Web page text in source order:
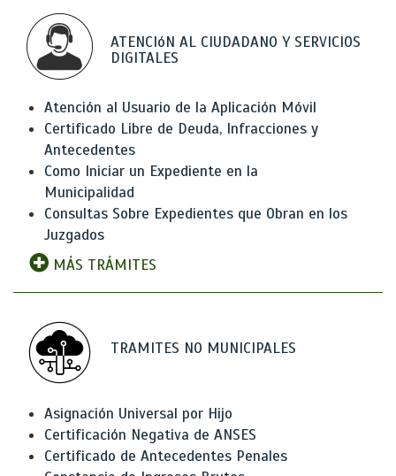
ATENCIóN AL CIUDADANO Y SERVICIOS
DIGITALES
Atención al Usuario de la Aplicación Móvil
Certificado Libre de Deuda, Infracciones y
Antecedentes
Como Iniciar un Expediente en la
Municipalidad
Consultas Sobre Expedientes que Obran en los
Juzgados
MÁS TRÁMITES
TRAMITES NO MUNICIPALES
Asignación Universal por Hijo
Certificación Negativa de ANSES
Certificado de Antecedentes Penales